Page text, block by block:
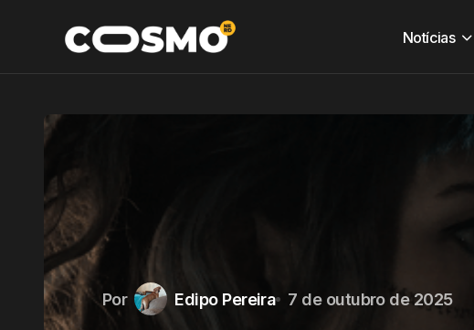
Notícias
Por Edipo Pereira 7 de outubro de 2025